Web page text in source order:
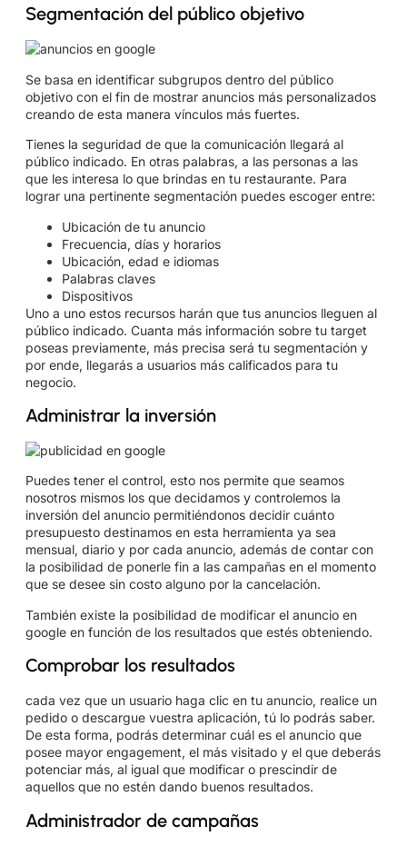
Segmentación del público objetivo
Se basa en identificar subgrupos dentro del público
objetivo con el fin de mostrar anuncios más personalizados
creando de esta manera vínculos más fuertes.
Tienes la seguridad de que la comunicación llegará al
público indicado. En otras palabras, a las personas a las
que les interesa lo que brindas en tu restaurante. Para
lograr una pertinente segmentación puedes escoger entre:
Ubicación de tu anuncio
Frecuencia, días y horarios
Ubicación, edad e idiomas
Palabras claves
Dispositivos
Uno a uno estos recursos harán que tus anuncios lleguen al
público indicado. Cuanta más información sobre tu target
poseas previamente, más precisa será tu segmentación y
por ende, llegarás a usuarios más calificados para tu
negocio.
Administrar la inversión
Puedes tener el control, esto nos permite que seamos
nosotros mismos los que decidamos y controlemos la
inversión del anuncio permitiéndonos decidir cuánto
presupuesto destinamos en esta herramienta ya sea
mensual, diario y por cada anuncio, además de contar con
la posibilidad de ponerle fin a las campañas en el momento
que se desee sin costo alguno por la cancelación.
También existe la posibilidad de modificar el anuncio en
google en función de los resultados que estés obteniendo.
Comprobar los resultados
cada vez que un usuario haga clic en tu anuncio, realice un
pedido o descargue vuestra aplicación, tú lo podrás saber.
De esta forma, podrás determinar cuál es el anuncio que
posee mayor engagement, el más visitado y el que deberás
potenciar más, al igual que modificar o prescindir de
aquellos que no estén dando buenos resultados.
Administrador de campañas